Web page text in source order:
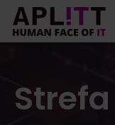
Skip
content